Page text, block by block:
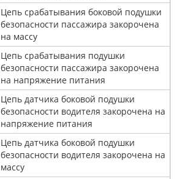
Цепь срабатывания боковой подушки
безопасности пассажира закорочена
на массу
Цепь срабатывания подушки
безопасности пассажира закорочена
на напряжение питания
Цепь датчика боковой подушки
безопасности водителя закорочена на
напряжение питания
Цепь датчика боковой подушки
безопасности водителя закорочена на
массу